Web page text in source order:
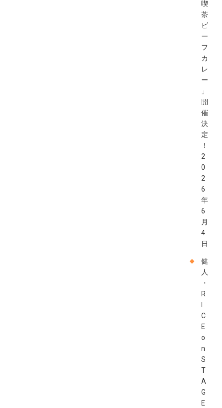
喫
茶
ビ
ー
フ
カ
レ
ー
」
開
催
決
定
！
2
0
2
6
年
6
月
4
日
健
人
・
R
C
E
o
n
S
T
A
G
E